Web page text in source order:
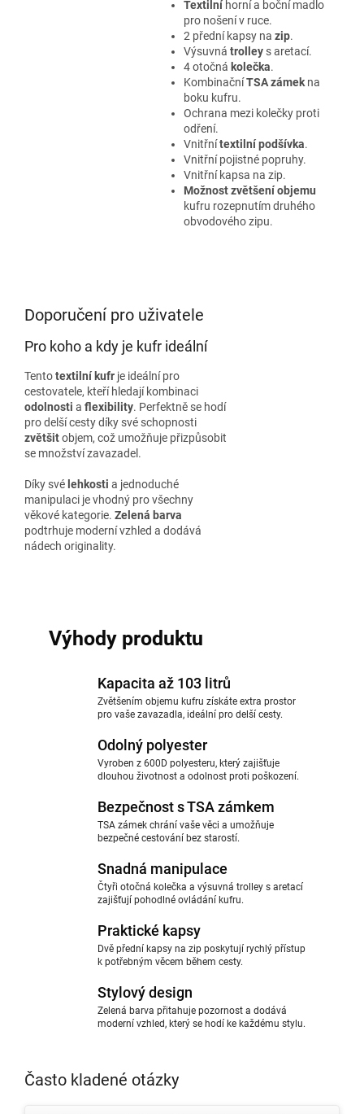
Textilníhorní a boční madlo
pro nošení v ruce.
2 přední kapsy na zip.
Výsuvná trolleys aretací.
4 otočná kolečka.
KombinačníTSA zámekna
boku kufru.
Ochrana mezi kolečky proti
odření.
Vnitřnítextilní podšívka.
Vnitřní pojistné popruhy.
Vnitřní kapsa na zip.
Možnost zvětšení objemu
kufru rozepnutím druhého
obvodového zipu.
Doporučení pro uživatele
Pro koho a kdy je kufr ideální
Tentotextilní kufr je ideální pro
cestovatele, kteří hledají kombinaci
odolnosti a flexibility. Perfektně se hodí
pro delší cesty díky své schopnosti
zvětšitobjem, což umožňuje přizpůsobit
se množství zavazadel.
Díky své lehkosti a jednoduché
manipulaci je vhodný pro všechny
věkové kategorie. Zelená barva
podtrhuje moderní vzhled a dodává
nádech originality.
Výhody produktu
Kapacita až 103 litrů
Zvětšením objemu kufru získáte extra prostor
pro vaše zavazadla, ideální pro delší cesty.
Odolný polyester
Vyroben z 600D polyesteru, který zajišťuje
dlouhou životnost a odolnost proti poškození.
Bezpečnost s TSA zámkem
TSA zámek chrání vaše věci a umožňuje
bezpečné cestování bez starostí.
Snadná manipulace
Čtyři otočná kolečka a výsuvná trolley s aretací
zajišťují pohodlné ovládání kufru.
Praktické kapsy
Dvě přední kapsy na zip poskytují rychlý přístup
k potřebným věcem během cesty.
Stylový design
Zelená barva přitahuje pozornost a dodává
moderní vzhled, který se hodí ke každému stylu.
Často kladené otázky